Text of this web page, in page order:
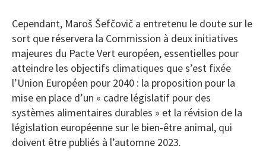
Cependant, Maroš Šefčovič a entretenu le doute sur le
sort que réservera la Commission à deux initiatives
majeures du Pacte Vert européen, essentielles pour
atteindre les objectifs climatiques que s’est fixée
l’Union Européen pour 2040 : la proposition pour la
mise en place d’un « cadre législatif pour des
systèmes alimentaires durables » et la révision de la
législation européenne sur le bien-être animal, qui
doivent être publiés à l’automne 2023.